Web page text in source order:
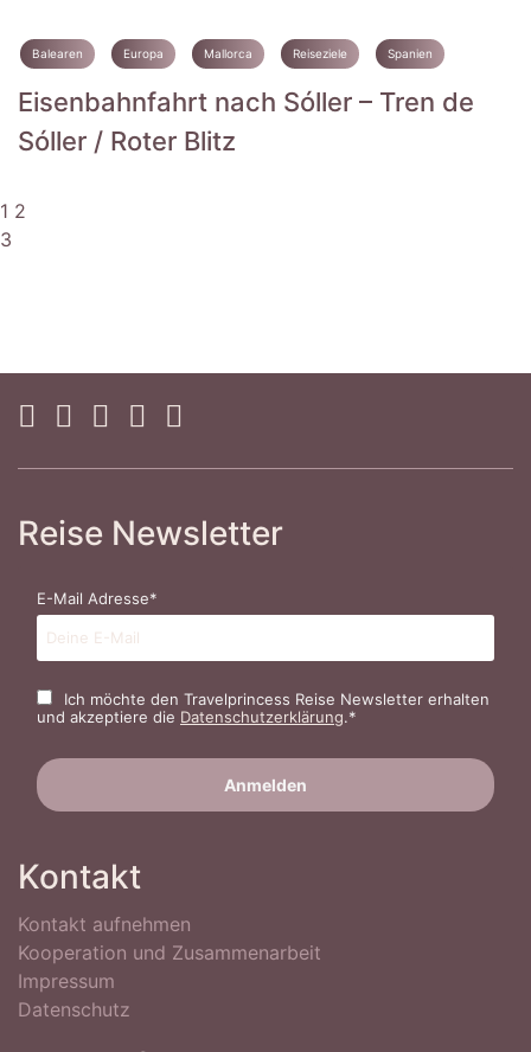
Balearen Europa Mallorca Reiseziele Spanien
Eisenbahnfahrt nach Sóller – Tren de
Sóller / Roter Blitz
1 2
3
Reise Newsletter
E-Mail Adresse*
Ich möchte den Travelprincess Reise Newsletter erhalten
und akzeptiere die Datenschutzerklärung.*
Kontakt
Kontakt aufnehmen
Kooperation und Zusammenarbeit
Impressum
Datenschutz